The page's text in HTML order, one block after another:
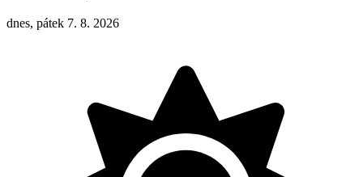
dnes, pátek 7. 8. 2026